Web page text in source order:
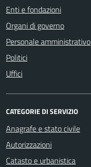
Enti e fondazioni
Organi di governo
Personale amministrativo
Politici
Uffici
CATEGORIE DI SERVIZIO
Anagrafe e stato civile
Autorizzazioni
Catasto e urbanistica